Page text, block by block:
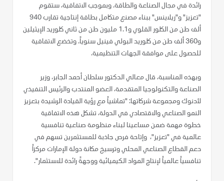
رائدة في مجال الصناعة والطاقة. وبموجب الاتفاقية، ستقوم
"تعزيز" و"ريلاينس" ببناء مصنع متكامل بطاقة إنتاجية تقارب 940
ألف طن من الكلور القلوي و1.1 مليون طن من ثاني كلوريد الإيثيلين
و360 ألف طن من كلوريد البولي فينيل سنوياً. وتخضع الاتفاقية
للحصول على موافقة الجهات التنظيمية.
وبهذه المناسبة، قال معالي الدكتور سلطان أحمد الجابر، وزير
الصناعة والتكنولوجيا المتقدمة، العضو المنتدب والرئيس التنفيذي
لأدنوك ومجموعة شركاتها: "تماشياً مع رؤية القيادة الرشيدة بتعزيز
النمو الصناعي والاقتصادي في الدولة، تشكل هذه الاتفاقية
خطوة مهمة ضمن مساعينا لبناء منظومة صناعية تنافسية
عالمية في "تعزيز"، وإتاحة فرص جاذبة للمستثمرين تسهم في
دعم القطاع الصناعي المحلي وترسيخ مكانة دولة الإمارات مركزاً
تنافسياً عالمياً لإنتاج المواد الكيميائية ووجهةً رائدة للاستثمار".